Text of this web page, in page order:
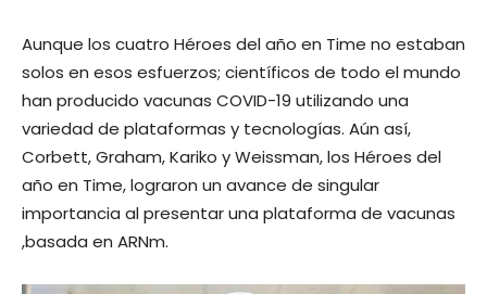
Aunque los cuatro Héroes del año en Time no estaban
solos en esos esfuerzos; científicos de todo el mundo
han producido vacunas COVID-19 utilizando una
variedad de plataformas y tecnologías. Aún así,
Corbett, Graham, Kariko y Weissman, los Héroes del
año en Time, lograron un avance de singular
importancia al presentar una plataforma de vacunas
,basada en ARNm.